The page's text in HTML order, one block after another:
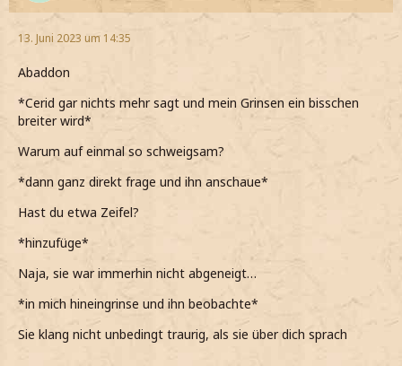
13. Juni 2023 um 14:35
Abaddon
*Cerid gar nichts mehr sagt und mein Grinsen ein bisschen
breiter wird*
Warum auf einmal so schweigsam?
*dann ganz direkt frage und ihn anschaue*
Hast du etwa Zeifel?
*hinzufüge*
Naja, sie war immerhin nicht abgeneigt…
*in mich hineingrinse und ihn beobachte*
Sie klang nicht unbedingt traurig, als sie über dich sprach